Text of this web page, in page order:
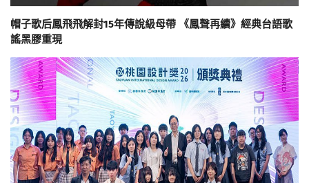
帽子歌后鳳飛飛解封15年傳說級母帶 《鳳聲再續》經典台語歌
謠黑膠重現